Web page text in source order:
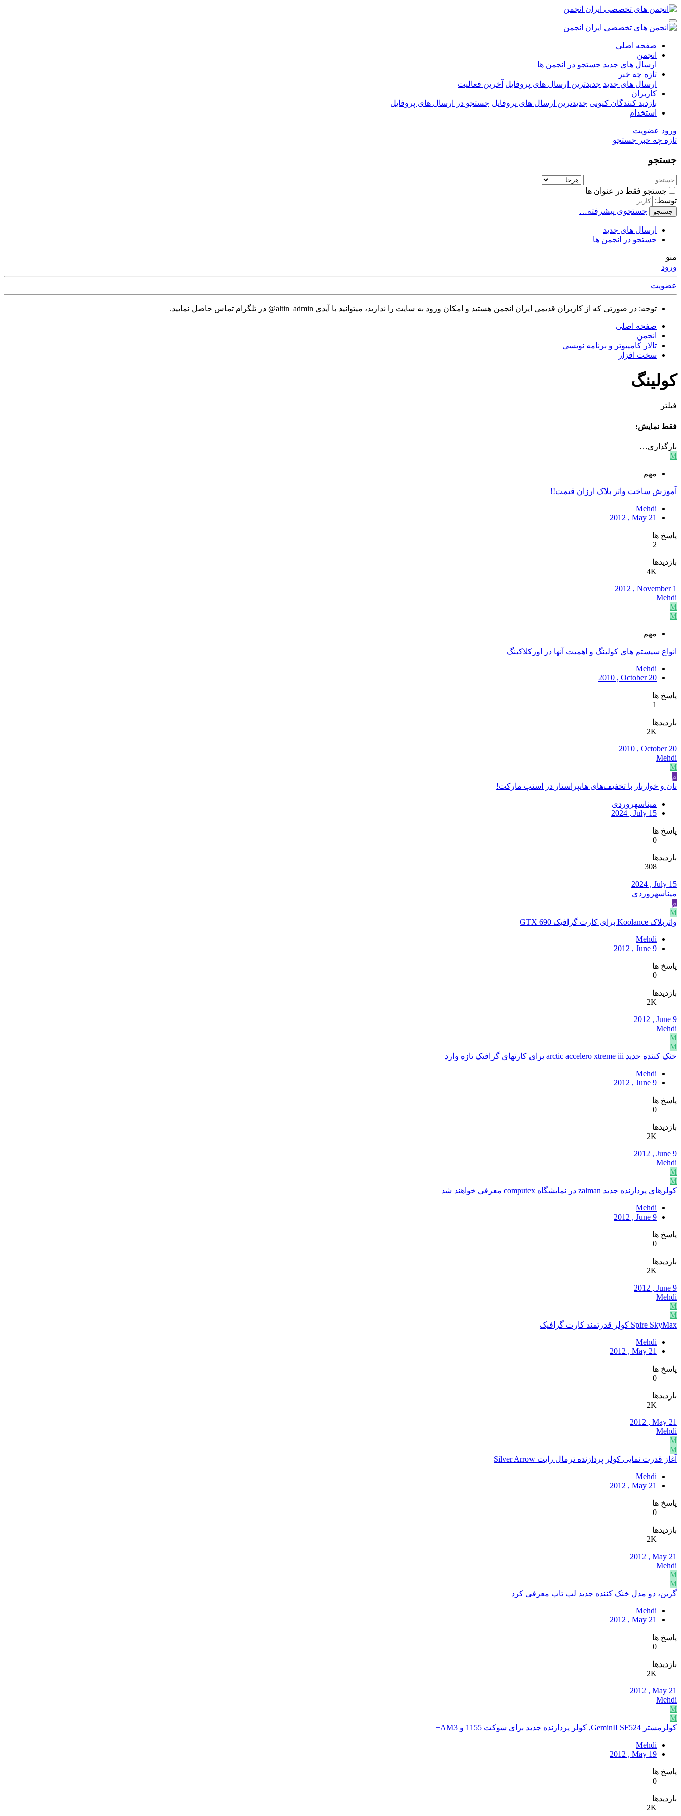
صفحه اصلی
انجمن
ارسال های جدید جستجو در انجمن ها
تازه چه خبر
ارسال های جدید جدیدترین ارسال های پروفایل آخرین فعالیت
کاربران
بازدید کنندگان کنونی جدیدترین ارسال های پروفایل جستجو در ارسال های پروفایل
استخدام
ورود عضویت
تازه چه خبر جستجو
جستجو
جستجو فقط در عنوان ها
توسط:
جستجو جستجوی پیشرفته…
ارسال های جدید
جستجو در انجمن ها
منو
ورود
عضویت
توجه: در صورتی که از کاربران قدیمی ایران انجمن هستید و امکان ورود به سایت را ندارید، میتوانید با آیدی altin_admin@ در تلگرام تماس حاصل نمایید.
صفحه اصلی
انجمن
تالار كامپيوتر و برنامه نویسی
سخت افزار
کولینگ
فیلتر
فقط نمایش:
بارگذاری…
M
مهم
آموزش ساخت واتر بلاک ارزان قیمت!!
Mehdi
2012 , May 21
پاسخ ها
2
بازدیدها
4K
2012 , November 1
Mehdi
M
M
مهم
انواع سیستم های کولینگ و اهمیت آنها در اورکلاکینگ
Mehdi
2010 , October 20
پاسخ ها
1
بازدیدها
2K
2010 , October 20
Mehdi
M
م
نان و خواربار با تخفیف‌های هایپراستار در اسنپ مارکت!
میناسهروردی
2024 , July 15
پاسخ ها
0
بازدیدها
308
2024 , July 15
میناسهروردی
م
M
واتربلاک Koolance برای کارت گرافیک GTX 690
Mehdi
2012 , June 9
پاسخ ها
0
بازدیدها
2K
2012 , June 9
Mehdi
M
M
خنک کننده جدید arctic accelero xtreme iii برای کارتهای گرافیک تازه وارد
Mehdi
2012 , June 9
پاسخ ها
0
بازدیدها
2K
2012 , June 9
Mehdi
M
M
کولرهای پردازنده جدید zalman در نمایشگاه computex معرفی خواهند شد
Mehdi
2012 , June 9
پاسخ ها
0
بازدیدها
2K
2012 , June 9
Mehdi
M
M
Spire SkyMax کولر قدرتمند کارت گرافیک
Mehdi
2012 , May 21
پاسخ ها
0
بازدیدها
2K
2012 , May 21
Mehdi
M
M
آغاز قدرت نمایی کولر پردازنده ترمال رایت Silver Arrow
Mehdi
2012 , May 21
پاسخ ها
0
بازدیدها
2K
2012 , May 21
Mehdi
M
M
گرین، دو مدل خنک کننده جدید لپ تاپ معرفی کرد
Mehdi
2012 , May 21
پاسخ ها
0
بازدیدها
2K
2012 , May 21
Mehdi
M
M
کولرمستر GeminII SF524, کولر پردازنده جدید برای سوکت 1155 و AM3+
Mehdi
2012 , May 19
پاسخ ها
0
بازدیدها
2K